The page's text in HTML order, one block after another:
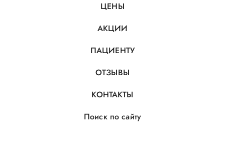
ЦЕНЫ
АКЦИИ
ПАЦИЕНТУ
ОТЗЫВЫ
КОНТАКТЫ
Поиск по сайту